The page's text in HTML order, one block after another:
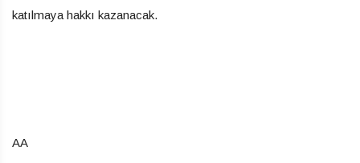
katılmaya hakkı kazanacak.
AA